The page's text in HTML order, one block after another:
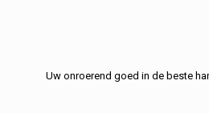
Uw onroerend goed in de beste